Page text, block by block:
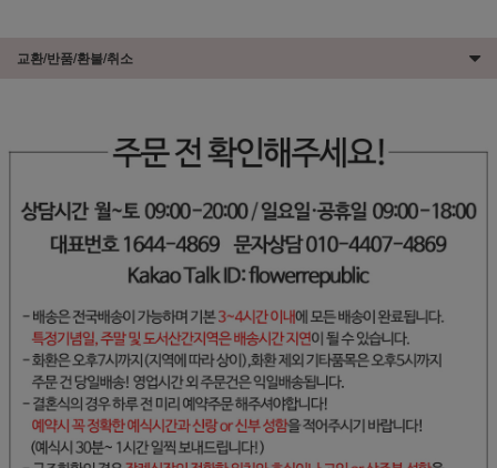
교환/반품/환불/취소